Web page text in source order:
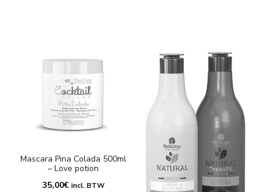
Mascara Pina Colada 500ml
– Love potion
35,00€ incl. BTW